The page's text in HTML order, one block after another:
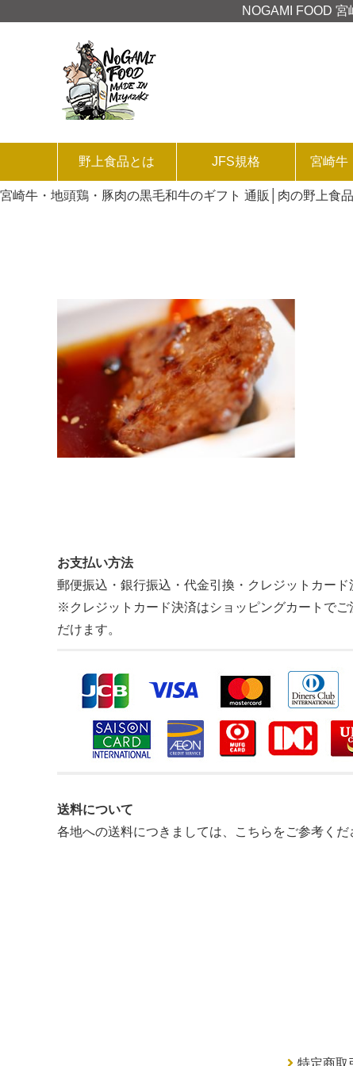
NOGAMI FOOD
野上食品とは JFS規格 宮崎牛
宮崎牛・地頭鶏・豚肉の黒毛和牛のギフト 通販│肉の野上食
お支払い方法
郵便振込・銀行振込・代金引換・クレジットカー
※クレジットカード決済はショッピングカートでご
だけます。
送料について
各地への送料につきましては、
こちらをご参考くだ
特定商取